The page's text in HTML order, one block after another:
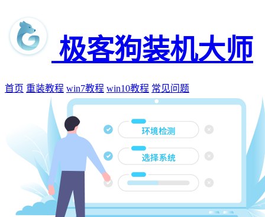
极客狗装机大师
首页 重装教程 win7教程 win10教程 常见问题